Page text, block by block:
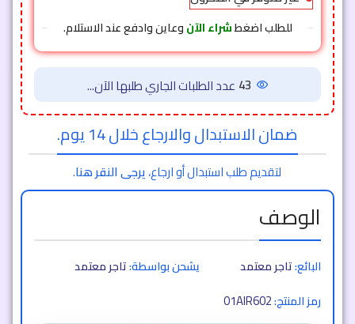
للطلب اضغطشراء الآنوعاين وادفع عند الاستلام.
43 عدد الطلبات الجاري طلبها الآن...
ضمان الاستبدال والارجاع خلال 14 يوم.
لتقديم طلب استبدال أو ارجاع،يرجى النقر هنا.
الوصف
البائع:تاجر معتمد يشحن بواسطة:تاجر معتمد
رمز المنتج:01AIR602